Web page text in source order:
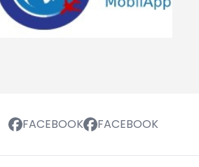
FACEBOOK FACEBOOK